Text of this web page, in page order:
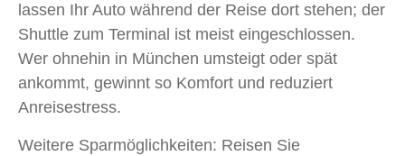
lassen Ihr Auto während der Reise dort stehen; der
Shuttle zum Terminal ist meist eingeschlossen.
Wer ohnehin in München umsteigt oder spät
ankommt, gewinnt so Komfort und reduziert
Anreisestress.
Weitere Sparmöglichkeiten: Reisen Sie